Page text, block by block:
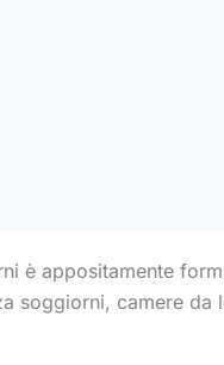
è appositamente
soggiorni, camere da